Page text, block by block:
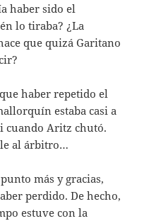
haber sido el
lo tiraba? ¿La
que quizá Garitano
haber repetido el
estaba casi a
cuando Aritz chutó.
al árbitro…
más y gracias,
perdido. De hecho,
estuve con la